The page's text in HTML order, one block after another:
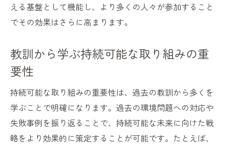
える基盤として機能し、より多くの人々が参加すること
でその効果はさらに高まります。
教訓から学ぶ持続可能な取り組みの重
要性
持続可能な取り組みの重要性は、過去の教訓から多くを
学ぶことで明確になります。過去の環境問題への対応や
失敗事例を振り返ることで、持続可能な未来に向けた戦
略をより効果的に策定することが可能です。たとえば、